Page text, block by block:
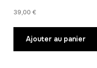
39,00 €
Ajouter au panier